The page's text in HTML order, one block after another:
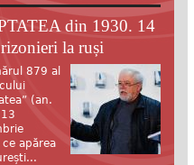
din 1930. 14
la ruși
879 al
(an.
apărea